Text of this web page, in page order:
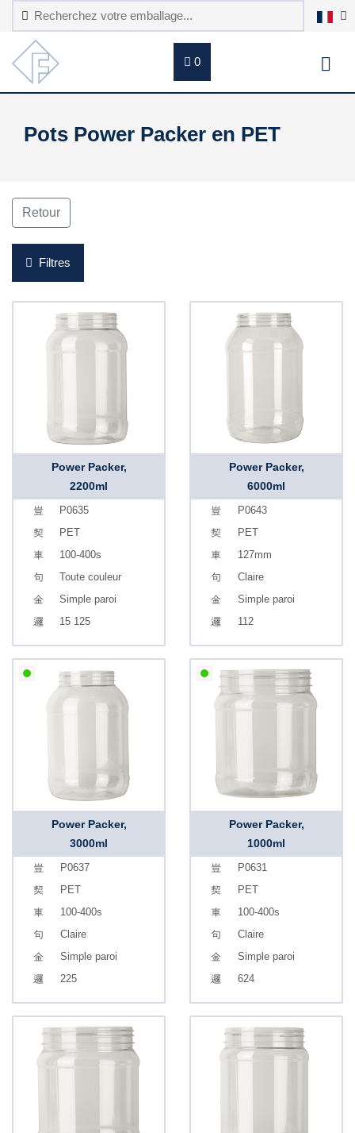
0
Pots Power Packer en PET
Retour
Filtres
Power Packer,
2200ml
P0635
PET
100-400s
Toute couleur
Simple paroi
15 125
Power Packer,
6000ml
P0643
PET
127mm
Claire
Simple paroi
112
Power Packer,
3000ml
P0637
PET
100-400s
Claire
Simple paroi
225
Power Packer,
1000ml
P0631
PET
100-400s
Claire
Simple paroi
624